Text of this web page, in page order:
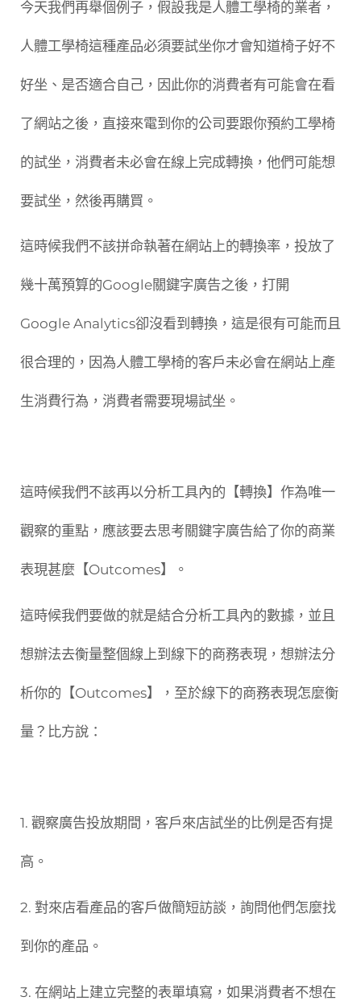
今天我們再舉個例子，假設我是人體工學椅的業者，
人體工學椅這種產品必須要試坐你才會知道椅子好不
好坐、是否適合自己，因此你的消費者有可能會在看
了網站之後，直接來電到你的公司要跟你預約工學椅
的試坐，消費者未必會在線上完成轉換，他們可能想
要試坐，然後再購買。
這時候我們不該拼命執著在網站上的轉換率，投放了
幾十萬預算的Google關鍵字廣告之後，打開
Google Analytics卻沒看到轉換，這是很有可能而且
很合理的，因為人體工學椅的客戶未必會在網站上產
生消費行為，消費者需要現場試坐。
這時候我們不該再以分析工具內的【轉換】作為唯一
觀察的重點，應該要去思考關鍵字廣告給了你的商業
表現甚麼【Outcomes】。
這時候我們要做的就是結合分析工具內的數據，並且
想辦法去衡量整個線上到線下的商務表現，想辦法分
析你的【Outcomes】，至於線下的商務表現怎麼衡
量？比方說：
1. 觀察廣告投放期間，客戶來店試坐的比例是否有提
高。
2. 對來店看產品的客戶做簡短訪談，詢問他們怎麼找
到你的產品。
3. 在網站上建立完整的表單填寫，如果消費者不想在